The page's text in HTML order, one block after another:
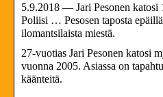
5.9.2018 — Jari Pesonen katosi
Poliisi … Pesosen taposta
ilomantsilaista miestä.
27-vuotias Jari Pesonen katosi
vuonna 2005. Asiassa on
käänteitä.